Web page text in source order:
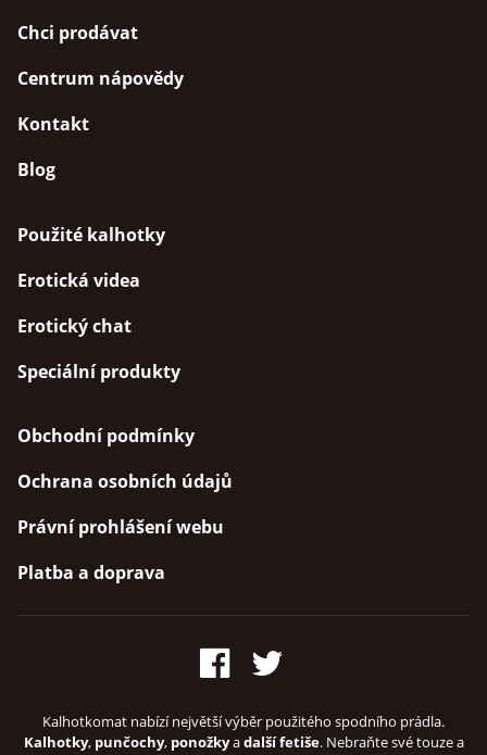
Chci prodávat
Centrum nápovědy
Kontakt
Blog
Použité kalhotky
Erotická videa
Erotický chat
Speciální produkty
Obchodní podmínky
Ochrana osobních údajů
Právní prohlášení webu
Platba a doprava
Kalhotkomat nabízí největší výběr použitého spodního prádla.
Kalhotky, punčochy, ponožkyadalší fetiše. Nebraňte své touze a